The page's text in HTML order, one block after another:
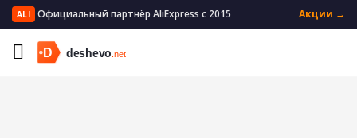
ALI Официальный партнёр AliExpress с 2015 Акции →
Главная Бытовая техника
Триммеры для волос